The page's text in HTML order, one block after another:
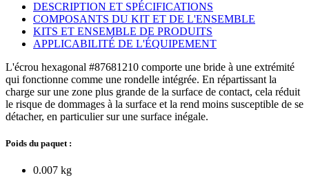
DESCRIPTION ET SPÉCIFICATIONS
COMPOSANTS DU KIT ET DE L'ENSEMBLE
KITS ET ENSEMBLE DE PRODUITS
APPLICABILITÉ DE L'ÉQUIPEMENT
L'écrou hexagonal #87681210 comporte une bride à une extrémité
qui fonctionne comme une rondelle intégrée. En répartissant la
charge sur une zone plus grande de la surface de contact, cela réduit
le risque de dommages à la surface et la rend moins susceptible de se
détacher, en particulier sur une surface inégale.
Poids du paquet :
0.007 kg